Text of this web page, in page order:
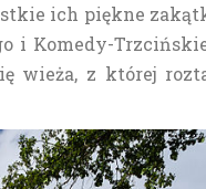
ich piękne
i Komedy-
wieża, z której